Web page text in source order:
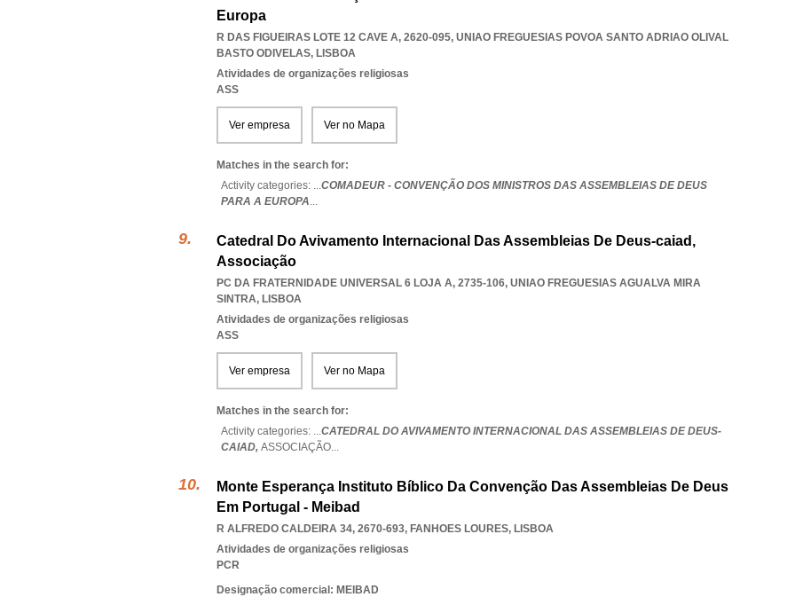
Europa
R DAS FIGUEIRAS LOTE 12 CAVE A, 2620-095, UNIAO FREGUESIAS POVOA SANTO ADRIAO OLIVAL
BASTO ODIVELAS, LISBOA
Atividades de organizações religiosas
ASS
Ver empresa Ver no Mapa
Matches in the search for:
Activity categories: ...COMADEUR - CONVENÇÃO DOS MINISTROS DAS ASSEMBLEIAS DE DEUS
PARA A EUROPA...
Catedral Do Avivamento Internacional Das Assembleias De Deus-caiad,
Associação
PC DA FRATERNIDADE UNIVERSAL 6 LOJA A, 2735-106, UNIAO FREGUESIAS AGUALVA MIRA
SINTRA, LISBOA
Atividades de organizações religiosas
ASS
Ver empresa Ver no Mapa
Matches in the search for:
Activity categories: ...CATEDRAL DO AVIVAMENTO INTERNACIONAL DAS ASSEMBLEIAS DE DEUS-
CAIAD, ASSOCIAÇÃO...
Monte Esperança Instituto Bíblico Da Convenção Das Assembleias De Deus
Em Portugal - Meibad
R ALFREDO CALDEIRA 34, 2670-693, FANHOES LOURES, LISBOA
Atividades de organizações religiosas
PCR
Designação comercial: MEIBAD